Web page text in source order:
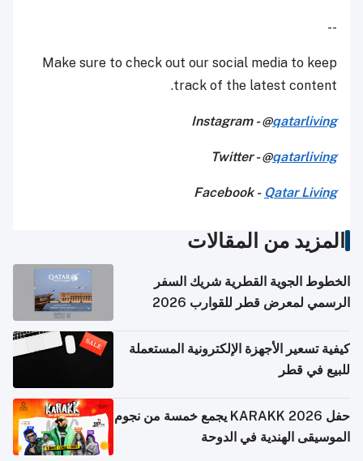
--
Make sure to check out our social media to keep
track of the latest content.
Instagram - @qatarliving
Twitter - @qatarliving
Facebook - Qatar Living
المزيد من المقالات
الخطوط الجوية القطرية شريك السفر
الرسمي لمعرض قطر للقوارب 2026
كيفية تسعير الأجهزة الإلكترونية المستعملة
للبيع في قطر
حفل KARAKK 2026 يجمع خمسة من نجوم
الموسيقى الهندية في الدوحة